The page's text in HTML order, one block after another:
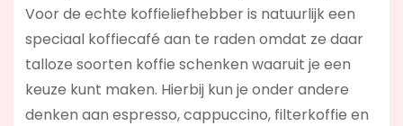
Voor de echte koffieliefhebber is natuurlijk een
speciaal koffiecafé aan te raden omdat ze daar
talloze soorten koffie schenken waaruit je een
keuze kunt maken. Hierbij kun je onder andere
denken aan espresso, cappuccino, filterkoffie en